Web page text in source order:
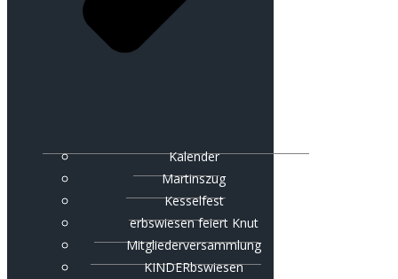
Kalender
Martinszug
Kesselfest
erbswiesen feiert Knut
Mitgliederversammlung
KINDERbswiesen